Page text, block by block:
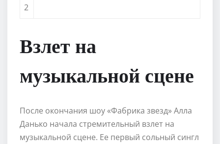
2
Взлет на
музыкальной сцене
После окончания шоу «Фабрика звезд» Алла
Данько начала стремительный взлет на
музыкальной сцене. Ее первый сольный сингл